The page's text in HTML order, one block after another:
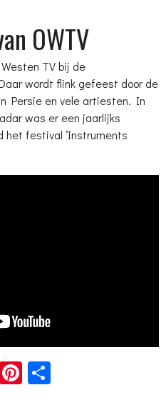
OWTV
TV bij de
wordt flink gefeest door de
Persie en vele artiesten. In
was er een jaarlijks
het festival ‘Instruments
WhatsApp
Pinterest